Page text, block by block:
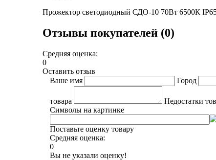
Прожектор светодиодный СДО-10 70Вт 6500К
Отзывы покупателей (0)
Средняя оценка:
0
Оставить отзыв
Ваше имя
Город
товара
Недостатки
Символы на картинке
Поставьте оценку товару
Средняя оценка:
0
Вы не указали оценку!